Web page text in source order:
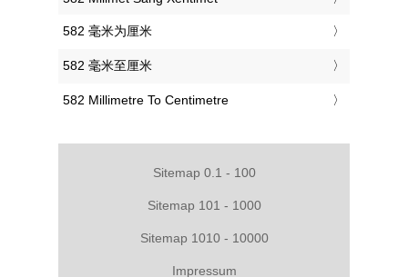
‎582 毫米为厘米
‎582 毫米至厘米
‎582 Millimetre To Centimetre
Sitemap 0.1 - 100
Sitemap 101 - 1000
Sitemap 1010 - 10000
Impressum